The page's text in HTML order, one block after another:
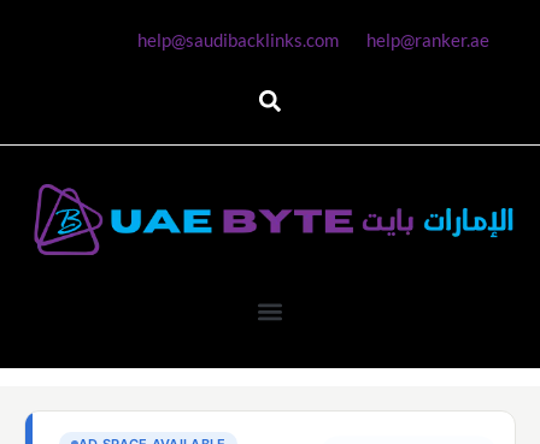
help@ranker.ae
help@saudibacklinks.com